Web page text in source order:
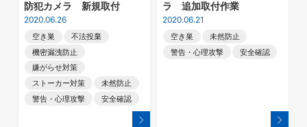
防犯カメラ 新規取付
2020.06.26
空き巣
不法投棄
機密漏洩防止
嫌がらせ対策
ストーカー対策
未然防止
警告・心理攻撃
安全確認
ラ 追加取付作業
2020.06.21
空き巣
未然防止
警告・心理攻撃
安全確認